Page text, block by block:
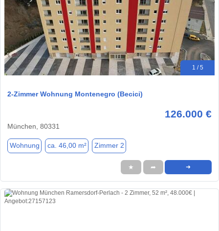
1 / 5
2-Zimmer Wohnung Montenegro (Becici)
126.000 €
München, 80331
Wohnung ca. 46,00 m² Zimmer 2
★ ➦ ➜